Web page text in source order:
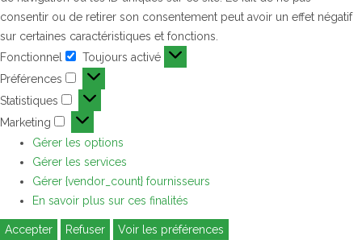
consentir ou de retirer son consentement peut avoir un effet négatif
sur certaines caractéristiques et fonctions.
Fonctionnel
Fonctionnel
Toujours activé
Préférences
Préférences
Statistiques
Statistiques
Marketing
Marketing
Gérer les options
Gérer les services
Gérer {vendor_count} fournisseurs
En savoir plus sur ces finalités
Accepter Refuser
Voir les préférences